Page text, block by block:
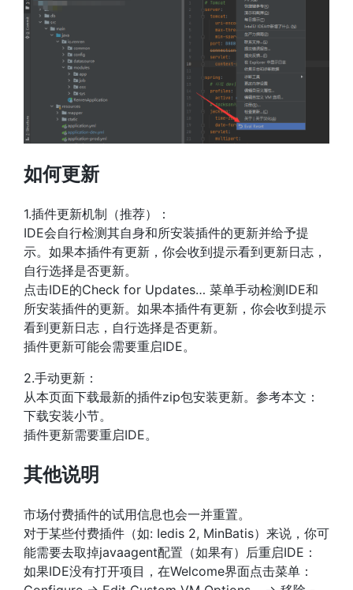
如何更新
1.插件更新机制（推荐）：
IDE会自行检测其自身和所安装插件的更新并给予提
示。如果本插件有更新，你会收到提示看到更新日志，
自行选择是否更新。
点击IDE的Check for Updates… 菜单手动检测IDE和
所安装插件的更新。如果本插件有更新，你会收到提示
看到更新日志，自行选择是否更新。
插件更新可能会需要重启IDE。
2.手动更新：
从本页面下载最新的插件zip包安装更新。参考本文：
下载安装小节。
插件更新需要重启IDE。
其他说明
市场付费插件的试用信息也会一并重置。
对于某些付费插件（如: Iedis 2, MinBatis）来说，你可
能需要去取掉javaagent配置（如果有）后重启IDE：
如果IDE没有打开项目，在Welcome界面点击菜单：